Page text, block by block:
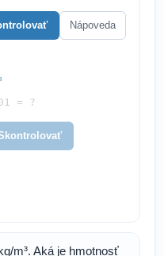
Nápoveda
= ?
m³. Aká je hmotnosť